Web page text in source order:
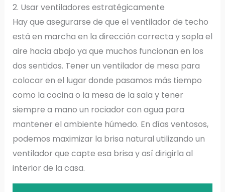
2. Usar ventiladores estratégicamente
Hay que asegurarse de que el ventilador de techo
está en marcha en la dirección correcta y sopla el
aire hacia abajo ya que muchos funcionan en los
dos sentidos. Tener un ventilador de mesa para
colocar en el lugar donde pasamos más tiempo
como la cocina o la mesa de la sala y tener
siempre a mano un rociador con agua para
mantener el ambiente húmedo. En días ventosos,
podemos maximizar la brisa natural utilizando un
ventilador que capte esa brisa y así dirigirla al
interior de la casa.